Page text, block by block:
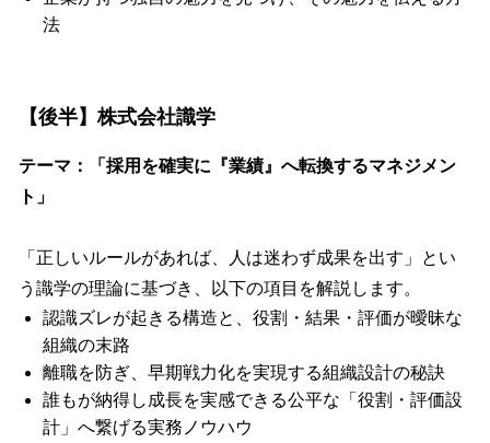
法
【後半】株式会社識学
テーマ：「採用を確実に『業績』へ転換するマネジメン
ト」
「正しいルールがあれば、人は迷わず成果を出す」とい
う識学の理論に基づき、以下の項目を解説します。
認識ズレが起きる構造と、役割・結果・評価が曖昧な
組織の末路
離職を防ぎ、早期戦力化を実現する組織設計の秘訣
誰もが納得し成長を実感できる公平な「役割・評価設
計」へ繋げる実務ノウハウ